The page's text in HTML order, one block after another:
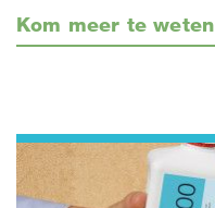
Kom meer te weten